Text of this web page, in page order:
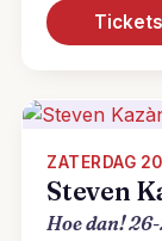
ZATERDAG
Steven
Hoe dan!